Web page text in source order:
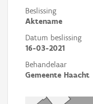
Beslissing
Aktename
Datum beslissing
16-03-2021
Behandelaar
Gemeente Haacht